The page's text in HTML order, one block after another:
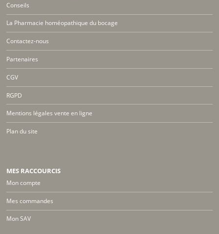
Conseils
La Pharmacie homéopathique du bocage
Contactez-nous
Partenaires
CGV
RGPD
Mentions légales vente en ligne
Plan du site
MES RACCOURCIS
Mon compte
Mes commandes
Mon SAV